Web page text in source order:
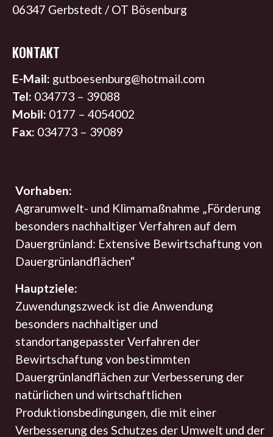
06347 Gerbstedt / OT Bösenburg
KONTAKT
E-Mail: gutboesenburg@hotmail.com
Tel: 034773 – 39088
Mobil: 0177 – 4054002
Fax: 034773 – 39089
Vorhaben:
Agrarumwelt- und Klimamaßnahme „Förderung
besonders nachhaltiger Verfahren auf dem
Dauergrünland: Extensive Bewirtschaftung von
Dauergrünlandflächen“
Hauptziele:
Zuwendungszweck ist die Anwendung
besonders nachhaltiger und
standortangepasster Verfahren der
Bewirtschaftung von bestimmten
Dauergrünlandflächen zur Verbesserung der
natürlichen und wirtschaftlichen
Produktionsbedingungen, die mit einer
Verbesserung des Schutzes der Umwelt und der